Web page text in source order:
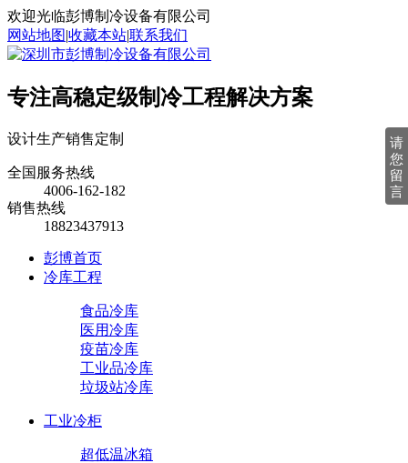
欢迎光临彭博制冷设备有限公司
网站地图|收藏本站|联系我们
专注高稳定级制冷工程解决方案
设计生产销售定制
全国服务热线
4006-162-182
销售热线
18823437913
彭博首页
冷库工程
食品冷库
医用冷库
疫苗冷库
工业品冷库
垃圾站冷库
工业冷柜
超低温冰箱
请
您
留
言